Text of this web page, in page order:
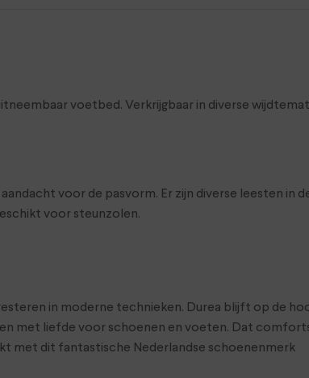
voetbed. Verkrijgbaar in diverse
voor de pasvorm. Er zijn diverse leesten in
voor steunzolen.
in moderne technieken. Durea blijft op de
met liefde voor schoenen en voeten. Dat
met dit fantastische Nederlandse schoenenmerk